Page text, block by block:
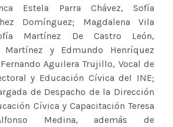
Estela Parra Chávez, Sofía
Domínguez; Magdalena Vila
Martínez De Castro León,
y Edmundo Henríquez
Aguilera Trujillo, Vocal de
y Educación Cívica del INE;
de Despacho de la Dirección
Cívica y Capacitación Teresa
Medina, además de